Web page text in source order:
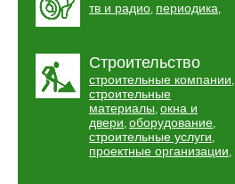
тв и радио, периодика,
Строительство
строительные компании,
строительные
материалы, окна и
двери, оборудование,
строительные услуги,
проектные организации,